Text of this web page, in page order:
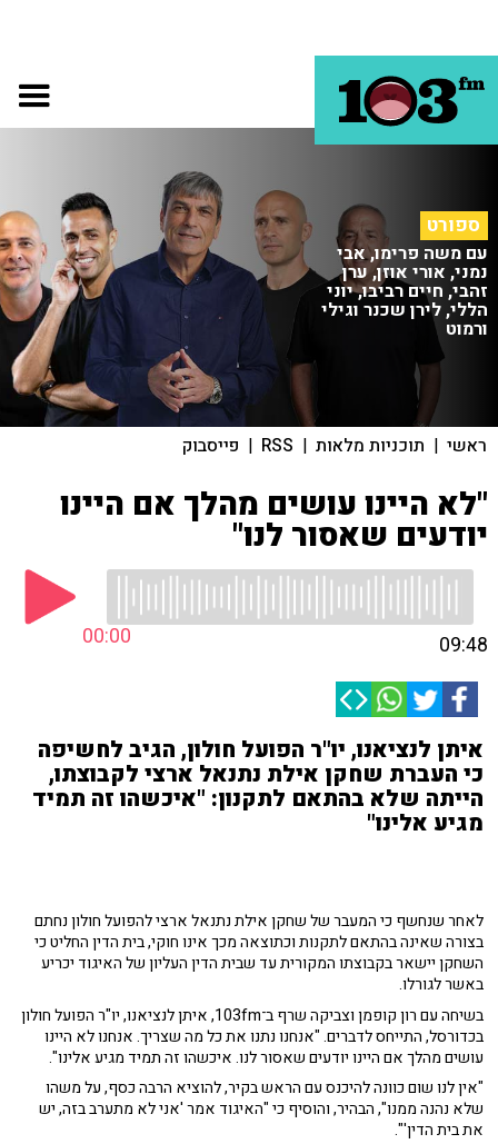
ספורט
עם משה פרימו, אבי
נמני, אורי אוזן, ערן
זהבי, חיים רביבו, יוני
הללי, לירן שכנר וגילי
ורמוט
ראשי | תוכניות מלאות |
RSS
| פייסבוק
"לא היינו עושים מהלך אם היינו
יודעים שאסור לנו"
00:00 09:48
איתן לנציאנו, יו"ר הפועל חולון, הגיב לחשיפה
כי העברת שחקן אילת נתנאל ארצי לקבוצתו,
הייתה שלא בהתאם לתקנון: "איכשהו זה תמיד
מגיע אלינו"
לאחר שנחשף כי המעבר של שחקן אילת נתנאל ארצי להפועל חולון נחתם
בצורה שאינה בהתאם לתקנות וכתוצאה מכך אינו חוקי, בית הדין החליט כי
השחקן יישאר בקבוצתו המקורית עד שבית הדין העליון של האיגוד יכריע
באשר לגורלו.
בשיחה עם רון קופמן וצביקה שרף ב־103fm, איתן לנציאנו, יו"ר הפועל חולון
בכדורסל, התייחס לדברים. "אנחנו נתנו את כל מה שצריך. אנחנו לא היינו
עושים מהלך אם היינו יודעים שאסור לנו. איכשהו זה תמיד מגיע אלינו".
"אין לנו שום כוונה להיכנס עם הראש בקיר, להוציא הרבה כסף, על משהו
שלא נהנה ממנו", הבהיר, והוסיף כי "האיגוד אמר 'אני לא מתערב בזה, יש
את בית הדין'".